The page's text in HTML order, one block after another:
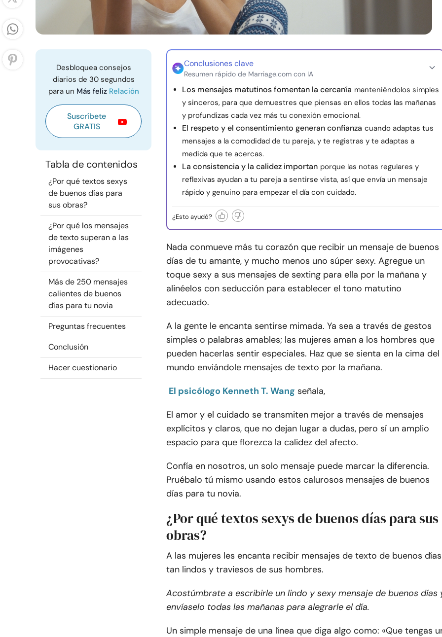
Desbloquea consejos
diarios de 30 segundos
para un Más feliz Relación
Suscríbete
GRATIS
Tabla de contenidos
¿Por qué textos sexys
de buenos días para
sus obras?
¿Por qué los mensajes
de texto superan a las
imágenes
provocativas?
Más de 250 mensajes
calientes de buenos
días para tu novia
Preguntas frecuentes
Conclusión
Hacer cuestionario
Conclusiones clave
Resumen rápido de Marriage.com con IA
Los mensajes matutinos fomentan la cercanía manteniéndolos simples
y sinceros, para que demuestres que piensas en ellos todas las mañanas
y profundizas cada vez más tu conexión emocional.
El respeto y el consentimiento generan confianza cuando adaptas tus
mensajes a la comodidad de tu pareja, y te registras y te adaptas a
medida que te acercas.
La consistencia y la calidez importan porque las notas regulares y
reflexivas ayudan a tu pareja a sentirse vista, así que envía un mensaje
rápido y genuino para empezar el día con cuidado.
¿Esto ayudó?
Nada conmueve más tu corazón que recibir un mensaje de buenos
días de tu amante, y mucho menos uno súper sexy. Agregue un
toque sexy a sus mensajes de sexting para ella por la mañana y
alinéelos con seducción para establecer el tono matutino
adecuado.
A la gente le encanta sentirse mimada. Ya sea a través de gestos
simples o palabras amables; las mujeres aman a los hombres que
pueden hacerlas sentir especiales. Haz que se sienta en la cima del
mundo enviándole mensajes de texto por la mañana.
El psicólogo Kenneth T. Wang señala,
El amor y el cuidado se transmiten mejor a través de mensajes
explícitos y claros, que no dejan lugar a dudas, pero sí un amplio
espacio para que florezca la calidez del afecto.
Confía en nosotros, un solo mensaje puede marcar la diferencia.
Pruébalo tú mismo usando estos calurosos mensajes de buenos
días para tu novia.
¿Por qué textos sexys de buenos días para sus
obras?
A las mujeres les encanta recibir mensajes de texto de buenos días
tan lindos y traviesos de sus hombres.
Acostúmbrate a escribirle un lindo y sexy mensaje de buenos días
envíaselo todas las mañanas para alegrarle el día.
Un simple mensaje de una línea que diga algo como: «Que tengas